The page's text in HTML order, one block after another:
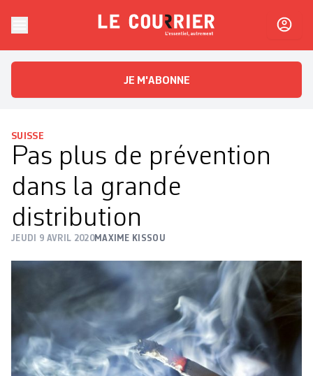
Le CourrierL'essentiel, autrement
JE M'ABONNE
SUISSE
Pas plus de prévention
dans la grande
distribution
JEUDI 9 AVRIL 2020MAXIME KISSOU